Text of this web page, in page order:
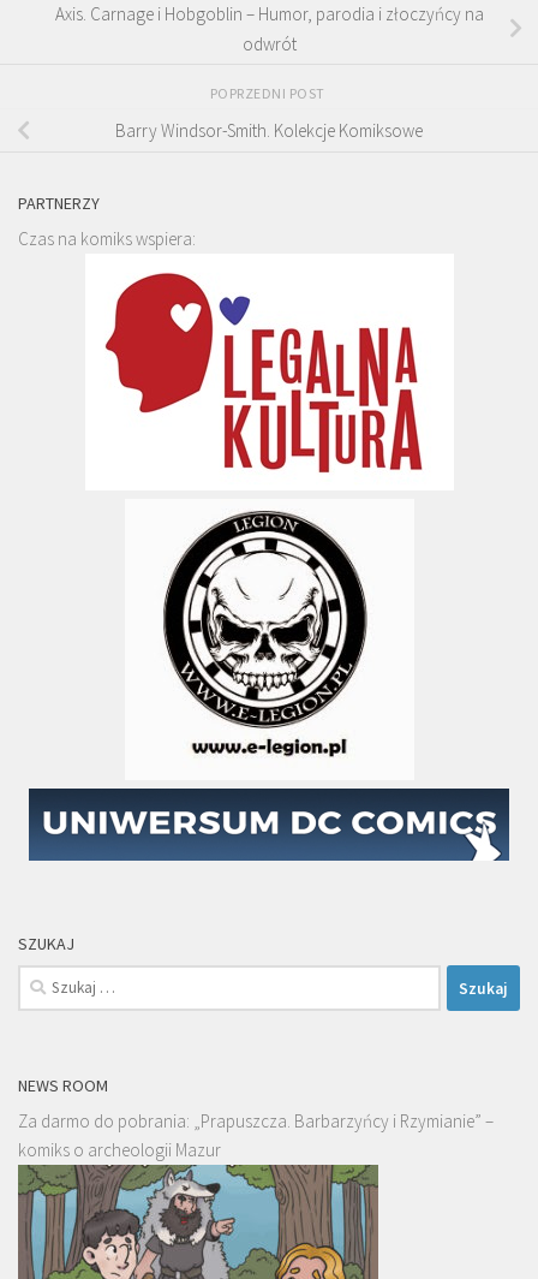
Axis. Carnage i Hobgoblin – Humor, parodia i złoczyńcy na
odwrót
POPRZEDNI POST
Barry Windsor-Smith. Kolekcje Komiksowe
PARTNERZY
Czas na komiks wspiera:
SZUKAJ
Szukaj:
NEWS ROOM
Za darmo do pobrania: „Prapuszcza. Barbarzyńcy i Rzymianie” –
komiks o archeologii Mazur